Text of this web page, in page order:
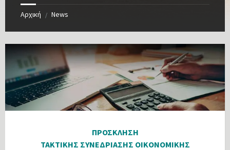
Αρχική / News
ΠΡΟΣΚΛΗΣΗ
ΤΑΚΤΙΚΗΣ ΣΥΝΕΔΡΙΑΣΗΣ ΟΙΚΟΝΟΜΙΚΗΣ